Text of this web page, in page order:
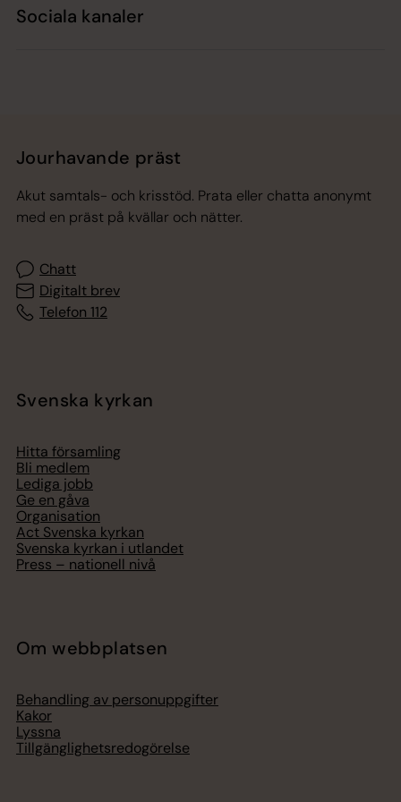
Sociala kanaler
Jourhavande präst
Akut samtals- och krisstöd. Prata eller chatta anonymt
med en präst på kvällar och nätter.
Chatt
Digitalt brev
Telefon 112
Svenska kyrkan
Hitta församling
Bli medlem
Lediga jobb
Ge en gåva
Organisation
Act Svenska kyrkan
Svenska kyrkan i utlandet
Press – nationell nivå
Om webbplatsen
Behandling av personuppgifter
Kakor
Lyssna
Tillgänglighetsredogörelse